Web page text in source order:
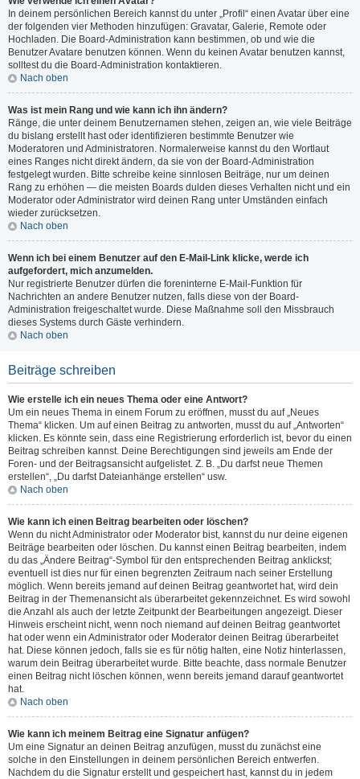
In deinem persönlichen Bereich kannst du unter „Profil“ einen Avatar über eine
der folgenden vier Methoden hinzufügen: Gravatar, Galerie, Remote oder
Hochladen. Die Board-Administration kann bestimmen, ob und wie die
Benutzer Avatare benutzen können. Wenn du keinen Avatar benutzen kannst,
solltest du die Board-Administration kontaktieren.
Nach oben
Was ist mein Rang und wie kann ich ihn ändern?
Ränge, die unter deinem Benutzernamen stehen, zeigen an, wie viele Beiträge
du bislang erstellt hast oder identifizieren bestimmte Benutzer wie
Moderatoren und Administratoren. Normalerweise kannst du den Wortlaut
eines Ranges nicht direkt ändern, da sie von der Board-Administration
festgelegt wurden. Bitte schreibe keine sinnlosen Beiträge, nur um deinen
Rang zu erhöhen — die meisten Boards dulden dieses Verhalten nicht und ein
Moderator oder Administrator wird deinen Rang unter Umständen einfach
wieder zurücksetzen.
Nach oben
Wenn ich bei einem Benutzer auf den E-Mail-Link klicke, werde ich
aufgefordert, mich anzumelden.
Nur registrierte Benutzer dürfen die foreninterne E-Mail-Funktion für
Nachrichten an andere Benutzer nutzen, falls diese von der Board-
Administration freigeschaltet wurde. Diese Maßnahme soll den Missbrauch
dieses Systems durch Gäste verhindern.
Nach oben
Beiträge schreiben
Wie erstelle ich ein neues Thema oder eine Antwort?
Um ein neues Thema in einem Forum zu eröffnen, musst du auf „Neues
Thema“ klicken. Um auf einen Beitrag zu antworten, musst du auf „Antworten“
klicken. Es könnte sein, dass eine Registrierung erforderlich ist, bevor du einen
Beitrag schreiben kannst. Deine Berechtigungen sind jeweils am Ende der
Foren- und der Beitragsansicht aufgelistet. Z. B. „Du darfst neue Themen
erstellen“, „Du darfst Dateianhänge erstellen“ usw.
Nach oben
Wie kann ich einen Beitrag bearbeiten oder löschen?
Wenn du nicht Administrator oder Moderator bist, kannst du nur deine eigenen
Beiträge bearbeiten oder löschen. Du kannst einen Beitrag bearbeiten, indem
du das „Ändere Beitrag“-Symbol für den entsprechenden Beitrag anklickst;
eventuell ist dies nur für einen begrenzten Zeitraum nach seiner Erstellung
möglich. Wenn bereits jemand auf deinen Beitrag geantwortet hat, wird dein
Beitrag in der Themenansicht als überarbeitet gekennzeichnet. Es wird sowohl
die Anzahl als auch der letzte Zeitpunkt der Bearbeitungen angezeigt. Dieser
Hinweis erscheint nicht, wenn noch niemand auf deinen Beitrag geantwortet
hat oder wenn ein Administrator oder Moderator deinen Beitrag überarbeitet
hat. Diese können jedoch, falls sie es für nötig halten, eine Notiz hinterlassen,
warum dein Beitrag überarbeitet wurde. Bitte beachte, dass normale Benutzer
einen Beitrag nicht löschen können, wenn bereits jemand darauf geantwortet
hat.
Nach oben
Wie kann ich meinem Beitrag eine Signatur anfügen?
Um eine Signatur an deinen Beitrag anzufügen, musst du zunächst eine
solche in den Einstellungen in deinem persönlichen Bereich entwerfen.
Nachdem du die Signatur erstellt und gespeichert hast, kannst du in jedem